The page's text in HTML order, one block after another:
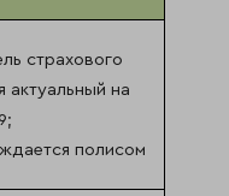
страхового
актуальный на
полисом